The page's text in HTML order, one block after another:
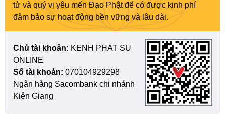
tử và quý vị yêu mến Đạo Phật để có được kinh phí
đảm bảo sự hoạt động bền vững và lâu dài.
Chủ tài khoản: KENH PHAT SU
ONLINE
Số tài khoản: 070104929298
Ngân hàng Sacombank chi nhánh
Kiên Giang